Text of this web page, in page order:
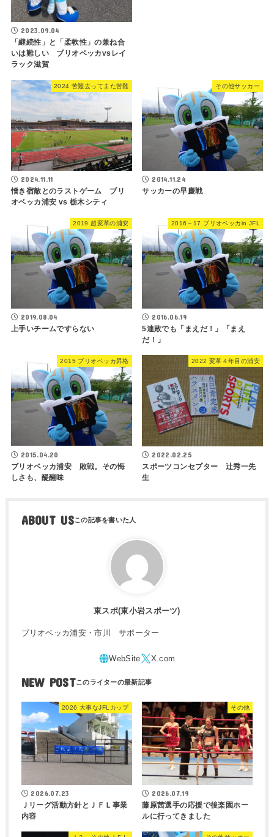
2023.09.04
「継続性」と「柔軟性」の兼ね合
いは難しい ブリオベッカvsレイ
ラック滋賀
2024 苦難去ってまた苦難
2024.11.11
憎き宿敵とのラストゲーム ブリ
オベッカ浦安 vs 栃木シティ
その他サッカー
2014.11.24
サッカーの早慶戦
2019 超変革の浦安
2019.08.04
上手いチームですらない
2016～17 ブリオベッカin JFL
2016.06.19
5連敗でも「まえだ！」「まえ
だ！」
2015 ブリオベッカ昇格
2015.04.20
ブリオベッカ浦安 敗戦。その悔
しさも、醍醐味
2022 変革４年目の浦安
2022.02.25
スポーツコンセプター 辻秀一先
生
ABOUT US
東スポ(東小岩スポーツ)
ブリオベッカ浦安・市川 サポーター
NEW POST
2026 大事なJFLカップ
2026.07.23
Ｊリーグ活動方針とＪＦＬ事業
内容
その他
2026.07.19
藤原茜選手の応援で後楽園ホー
ルに行ってきました